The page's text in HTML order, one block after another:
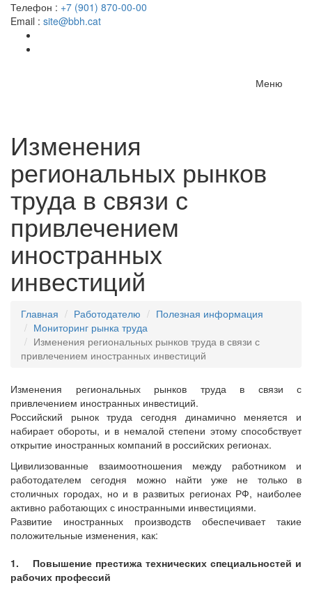
Телефон : +7 (901) 870-00-00
Email : site@bbh.cat
Меню
Изменения
региональных рынков
труда в связи с
привлечением
иностранных
инвестиций
Главная Работодателю
Полезная информация
Мониторинг рынка труда
Изменения региональных рынков труда в связи с
привлечением иностранных инвестиций
Изменения региональных рынков труда в связи с
привлечением иностранных инвестиций.
Российский рынок труда сегодня динамично меняется и
набирает обороты, и в немалой степени этому способствует
открытие иностранных компаний в российских регионах.
Цивилизованные взаимоотношения между работником и
работодателем сегодня можно найти уже не только в
столичных городах, но и в развитых регионах РФ, наиболее
активно работающих с иностранными инвестициями.
Развитие иностранных производств обеспечивает такие
положительные изменения, как:
1. Повышение престижа технических специальностей и
рабочих профессий